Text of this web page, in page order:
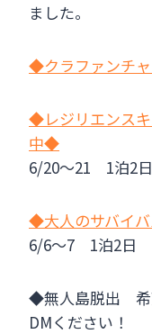
ました。
◆クラファンチ
◆レジリエンス
中◆
6/20～21 1泊2日
◆大人のサバイ
6/6～7 1泊2日
◆無人島脱出
DMください！